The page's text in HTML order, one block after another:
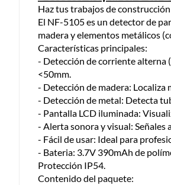
Productos vendidos por
48 horas: cemento, mezclas de
7 días: colchones y productos de
Productos vendidos porSodimac
48 horas: cemento, mezclas de
7 días: productos eléctricos o a
máquinas.
No se pueden devolver o
Productos de compra internacional.
Productos comprados en Outlet
Productos perecibles como
Haz tus trabajos de
El NF-5105 es un detector de
madera y elementos metálicos
Características principales:
- Detección de corriente alterna
<50mm.
- Detección de madera:
- Detección de metal: Detecta
- Pantalla LCD iluminada:
- Alerta sonora y visual: Señales
- Fácil de usar: Ideal para
- Bateria: 3.7V 390mAh de
Protección IP54.
Contenido del paquete: